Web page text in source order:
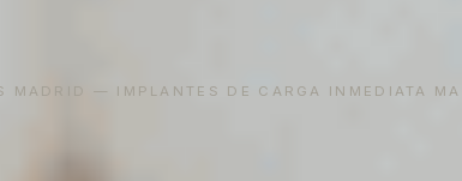
MADRID — IMPLANTES DE CARGA INMEDIATA